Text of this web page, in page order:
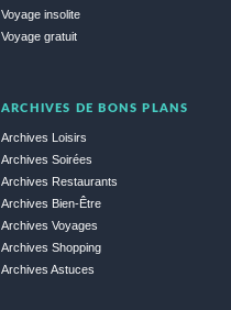
Voyage insolite
Voyage gratuit
ARCHIVES DE BONS PLANS
Archives Loisirs
Archives Soirées
Archives Restaurants
Archives Bien-Être
Archives Voyages
Archives Shopping
Archives Astuces